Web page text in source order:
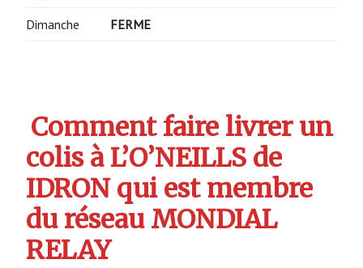
Dimanche FERME
Comment faire livrer un
colis à L’O’NEILLS de
IDRON qui est membre
du réseau MONDIAL
RELAY